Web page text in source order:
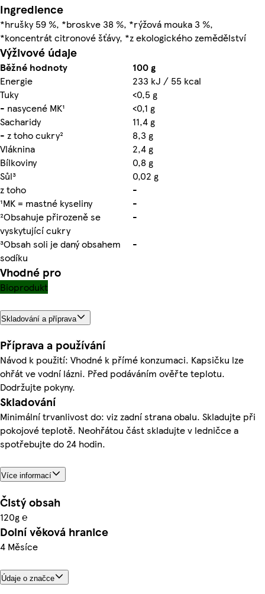
Ingredience
*hrušky 59 %, *broskve 38 %, *rýžová mouka 3 %,
*koncentrát citronové šťávy, *z ekologického zemědělství
Výživové údaje
Běžné hodnoty
100 g
Energie
233 kJ / 55 kcal
Tuky
<0,5 g
- nasycené MK¹
<0,1 g
Sacharidy
11,4 g
- z toho cukry²
8,3 g
Vláknina
2,4 g
Bílkoviny
0,8 g
Sůl³
0,02 g
z toho
-
¹MK = mastné kyseliny
-
²Obsahuje přirozeně se
vyskytující cukry
-
³Obsah soli je daný obsahem
sodíku
-
Vhodné pro
Bioprodukt
Skladování a příprava
Příprava a používání
Návod k použití: Vhodné k přímé konzumaci. Kapsičku lze
ohřát ve vodní lázni. Před podáváním ověřte teplotu.
Dodržujte pokyny.
Skladování
Minimální trvanlivost do: viz zadní strana obalu. Skladujte při
pokojové teplotě. Neohřátou část skladujte v ledničce a
spotřebujte do 24 hodin.
Více informací
Čistý obsah
120g ℮
Dolní věková hranice
4 Měsíce
Údaje o značce